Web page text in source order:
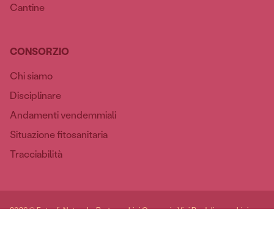
Cantine
CONSORZIO
Chi siamo
Disciplinare
Andamenti vendemmiali
Situazione fitosanitaria
Tracciabilità
2026 © Foto di: Natascha Berto, archivi Consorzio Vini Bardolino, archivi